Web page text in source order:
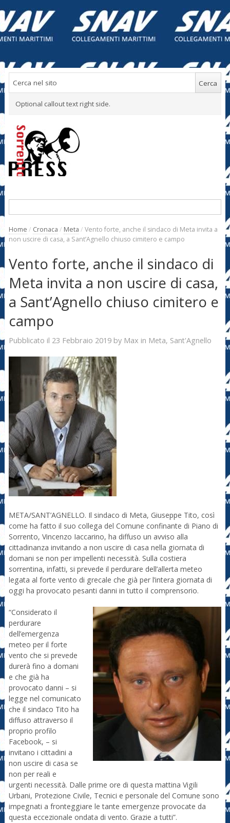
Optional callout text right side.
Home / Cronaca / Meta / Vento forte, anche il sindaco di Meta invita a
non uscire di casa, a Sant’Agnello chiuso cimitero e campo
Vento forte, anche il sindaco di
Meta invita a non uscire di casa,
a Sant’Agnello chiuso cimitero e
campo
Pubblicato il 23 Febbraio 2019by Max in Meta, Sant'Agnello
META/SANT’AGNELLO. Il sindaco di Meta, Giuseppe Tito, così
come ha fatto il suo collega del Comune confinante di Piano di
Sorrento, Vincenzo Iaccarino, ha diffuso un avviso alla
cittadinanza invitando a non uscire di casa nella giornata di
domani se non per impellenti necessità. Sulla costiera
sorrentina, infatti, si prevede il perdurare dell’allerta meteo
legata al forte vento di grecale che già per l’intera giornata di
oggi ha provocato pesanti danni in tutto il comprensorio.
“Considerato il
perdurare
dell’emergenza
meteo per il forte
vento che si prevede
durerà fino a domani
e che già ha
provocato danni – si
legge nel comunicato
che il sindaco Tito ha
diffuso attraverso il
proprio profilo
Facebook, – si
invitano i cittadini a
non uscire di casa se
non per reali e
urgenti necessità. Dalle prime ore di questa mattina Vigili
Urbani, Protezione Civile, Tecnici e personale del Comune sono
impegnati a fronteggiare le tante emergenze provocate da
questa eccezionale ondata di vento. Grazie a tutti”.